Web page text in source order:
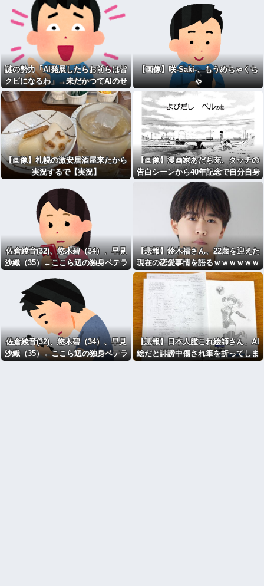
謎の勢力「AI発展したらお前らは皆
クビになるわ」→未だかつてAIのせ
いで失業したG民が0人の理由
【画像】咲-Saki-、もうめちゃくち
ゃ
【画像】札幌の激安居酒屋来たから
実況するで【実況】
【画像】漫画家あだち充、タッチの
告白シーンから40年記念で自分自身
が浅倉南になりきり投稿ｗｗ
佐倉綾音(32)、悠木碧（34）、早見
沙織（35）←ここら辺の独身ベテラ
【悲報】鈴木福さん、22歳を迎えた
現在の恋愛事情を語るｗｗｗｗｗｗ
ｗｗｗｗ
佐倉綾音(32)、悠木碧（34）、早見
沙織（35）←ここら辺の独身ベテラ
【悲報】日本人艦これ絵師さん、AI
絵だと誹謗中傷され筆を折ってしま